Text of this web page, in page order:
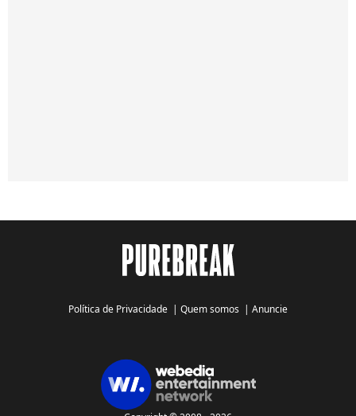
Política de Privacidade | Quem somos | Anuncie